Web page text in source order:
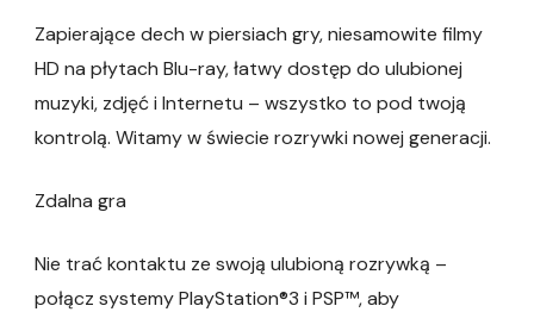
Zapierające dech w piersiach gry, niesamowite filmy
HD na płytach Blu-ray, łatwy dostęp do ulubionej
muzyki, zdjęć i Internetu – wszystko to pod twoją
kontrolą. Witamy w świecie rozrywki nowej generacji.
Zdalna gra
Nie trać kontaktu ze swoją ulubioną rozrywką –
połącz systemy PlayStation®3 i PSP™, aby